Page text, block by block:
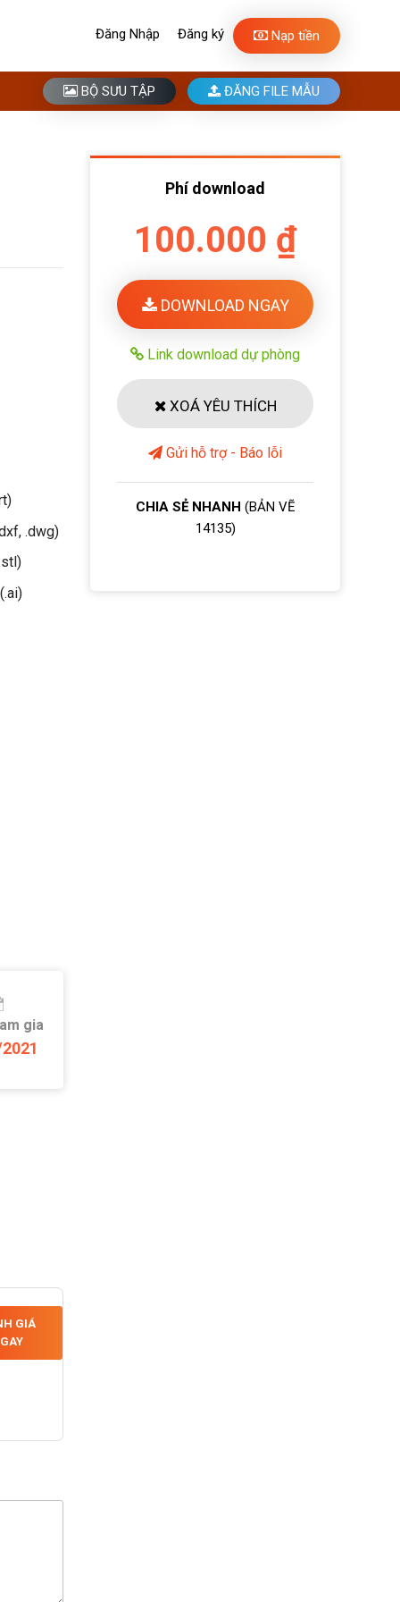
Đăng Nhập Đăng ký Nạp tiền
BỘ SƯU TẬP ĐĂNG FILE MẪU
.dwg)
gia
GIÁ
Phí download
100.000 ₫
DOWNLOAD NGAY
Link download dự phòng
XOÁ YÊU THÍCH
Gửi hỗ trợ - Báo lỗi
CHIA SẺ NHANH (BẢN VẼ
14135)